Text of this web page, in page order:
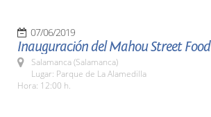
07/06/2019
Inauguración del Mahou Street Food
Salamanca (Salamanca)
Lugar: Parque de La Alamedilla
Hora: 12:00 h.